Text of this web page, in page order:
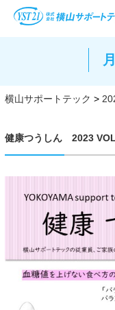
横山サポートテック >
健康つうしん 2023